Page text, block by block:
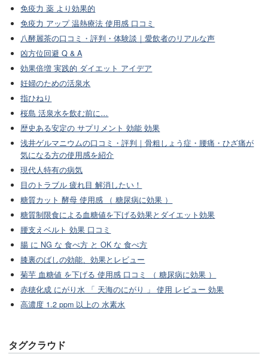
免疫力 薬 より効果的
免疫力 アップ 温熱療法 使用感 口コミ
八酵麗茶の口コミ・評判・体験談｜愛飲者のリアルな声
凶方位回避 Q & A
効果倍増 実践的 ダイエット アイデア
妊婦のための活泉水
指ひねり
桜島 活泉水を飲む前に…
歴史ある安定の サプリメント 効能 効果
浅井ゲルマニウムの口コミ・評判｜骨粗しょう症・腰痛・ひざ痛が
気になる方の使用感を紹介
現代人特有の病気
目のトラブル 疲れ目 解消したい！
糖質カット 酵母 使用感 （ 糖尿病に効果 ）
糖質制限食による血糖値を下げる効果とダイエット効果
腰支えベルト 効果 口コミ
腸 に NG な 食べ方 と OK な 食べ方
膝裏のばしの効能、効果とレビュー
菊芋 血糖値 を下げる 使用感 口コミ （ 糖尿病に効果 ）
赤穂化成 にがり水 「 天海のにがり 」 使用 レビュー 効果
高濃度 1.2 ppm 以上の 水素水
タグクラウド